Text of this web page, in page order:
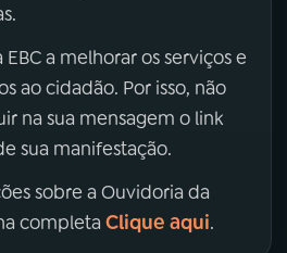
a melhorar os serviços e
ao cidadão. Por isso, não
na sua mensagem o link
sua manifestação.
sobre a Ouvidoria da
completa Clique aqui.